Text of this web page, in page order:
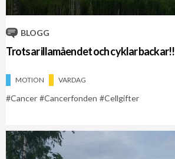
BLOGG
Trotsar illamåendet och cyklar backar!!
MOTION VARDAG
Cancer Cancerfonden Cellgifter